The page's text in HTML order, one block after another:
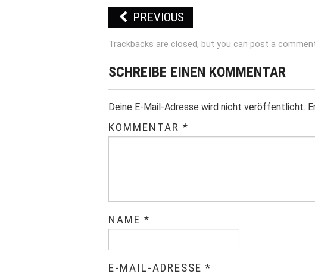
PREVIOUS
Trackbacks are closed, but you can post a
SCHREIBE EINEN KOMMENTAR
Deine E-Mail-Adresse wird nicht veröffentlicht.
KOMMENTAR *
NAME *
E-MAIL-ADRESSE *